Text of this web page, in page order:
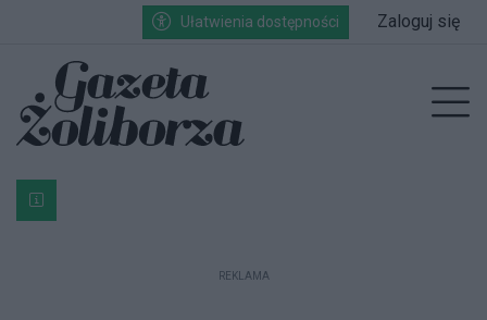
Przejdź do głównych treści
Przejdź do wyszukiwarki
Przejdź do głównego menuUłatwienia dostępności Zaloguj się
Bardzo ważna informacja dla podatników posiadających
REKLAMA